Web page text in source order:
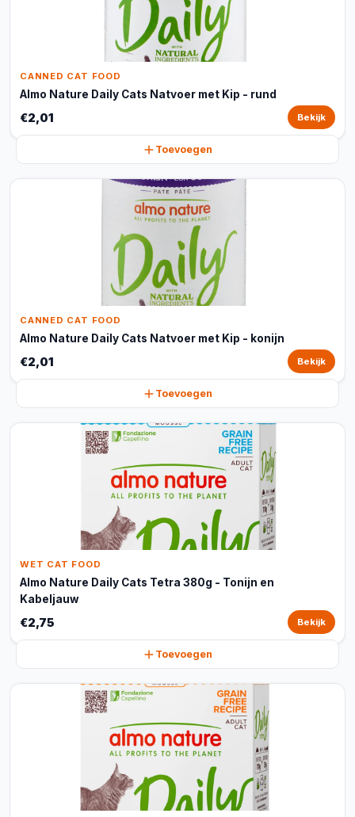
CANNED CAT FOOD
Almo Nature Daily Cats Natvoer met Kip - rund
€2,01 Bekijk
Toevoegen
CANNED CAT FOOD
Almo Nature Daily Cats Natvoer met Kip - konijn
€2,01 Bekijk
Toevoegen
WET CAT FOOD
Almo Nature Daily Cats Tetra 380g - Tonijn en
Kabeljauw
€2,75 Bekijk
Toevoegen